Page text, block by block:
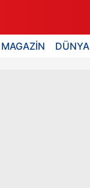
MAGAZİN DÜNYA